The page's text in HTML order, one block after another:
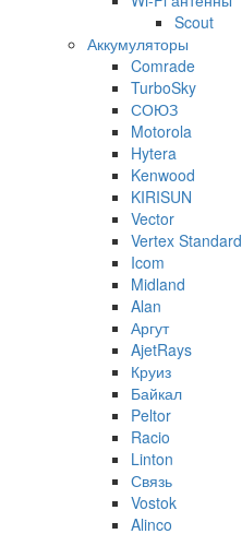
Scout
Аккумуляторы
Comrade
TurboSky
СОЮЗ
Motorola
Hytera
Kenwood
KIRISUN
Vector
Vertex Standard
Icom
Midland
Alan
Аргут
AjetRays
Круиз
Байкал
Peltor
Racio
Linton
Связь
Vostok
Alinco